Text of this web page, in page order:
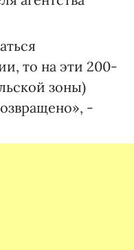
то на эти 200-
зоны)
-